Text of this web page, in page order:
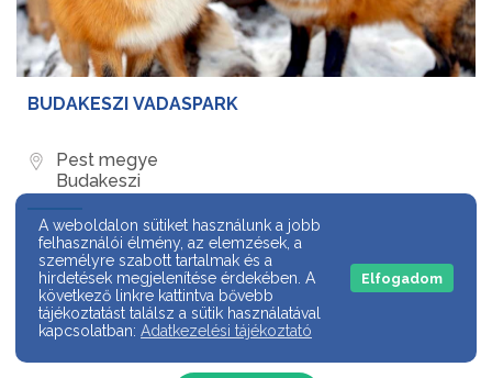
BUDAKESZI VADASPARK
Pest megye
Budakeszi
A weboldalon sütiket használunk a jobb
felhasználói élmény, az elemzések, a
személyre szabott tartalmak és a
hirdetések megjelenítése érdekében. A
következő linkre kattintva bővebb
tájékoztatást találsz a sütik használatával
kapcsolatban: Adatkezelési tájékoztató
Elfogadom